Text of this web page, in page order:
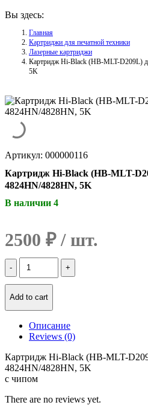
Вы здесь:
Главная
Картриджи для печатной техники
Лазерные картриджи
Картридж Hi-Black (HB-MLT-D209L)
5K
Артикул: 000000116
Картридж Hi-Black (HB-MLT-
4824HN/4828HN, 5K
В наличии 4
2500 ₽
Количество
Картридж
Hi-
Black
D209L)
SCX-
4824HN/4828HN,
5K
Add to cart
Описание
Reviews (0)
Картридж Hi-Black (HB-MLT-
4824HN/4828HN, 5K
с чипом
There are no reviews yet.